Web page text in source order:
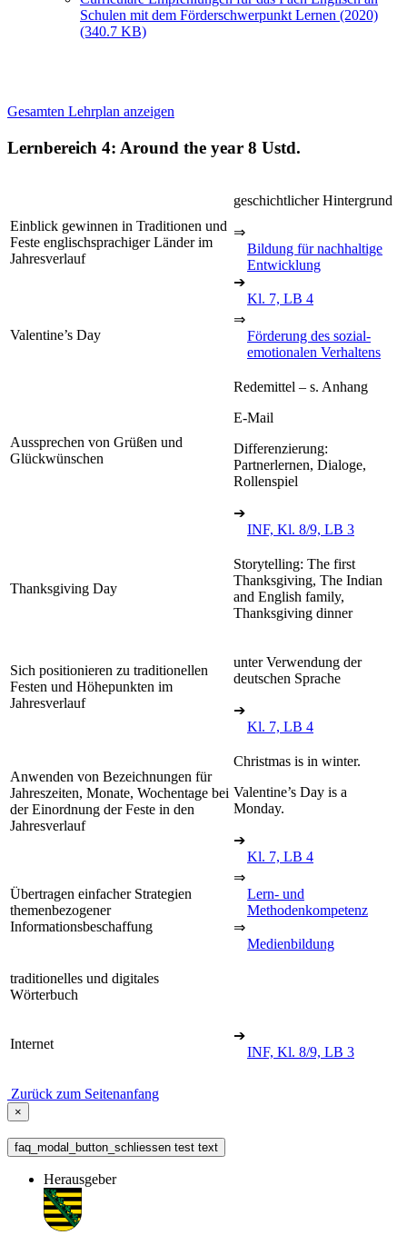
Schulen mit dem Förderschwerpunkt Lernen (2020)
(340.7 KB)
Gesamten Lehrplan anzeigen
Lernbereich 4: Around the year 8 Ustd.
Einblick gewinnen in Traditionen und
Feste englischsprachiger Länder im
Jahresverlauf
geschichtlicher Hintergrund
⇒
Bildung für nachhaltige
Entwicklung
➔
Kl. 7, LB 4
Valentine’s Day
⇒
Förderung des sozial-
emotionalen Verhaltens
Aussprechen von Grüßen und
Glückwünschen
Redemittel – s. Anhang
E-Mail
Differenzierung:
Partnerlernen, Dialoge,
Rollenspiel
➔
INF, Kl. 8/9, LB 3
Thanksgiving Day
Storytelling: The first
Thanksgiving, The Indian
and English family,
Thanksgiving dinner
Sich positionieren zu traditionellen
Festen und Höhepunkten im
Jahresverlauf
unter Verwendung der
deutschen Sprache
➔
Kl. 7, LB 4
Anwenden von Bezeichnungen für
Jahreszeiten, Monate, Wochentage bei
der Einordnung der Feste in den
Jahresverlauf
Christmas is in winter.
Valentine’s Day is a
Monday.
➔
Kl. 7, LB 4
Übertragen einfacher Strategien
themenbezogener
Informationsbeschaffung
⇒
Lern- und
Methodenkompetenz
⇒
Medienbildung
traditionelles und digitales
Wörterbuch
Internet
➔
INF, Kl. 8/9, LB 3
Zurück zum Seitenanfang
×
faq_modal_button_schliessen test text
Herausgeber